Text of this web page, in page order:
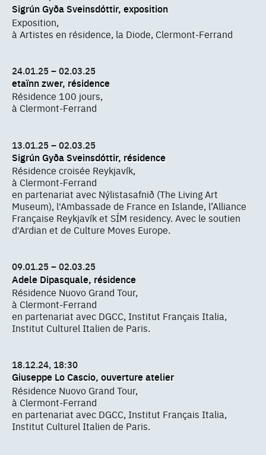
Sigrún Gyða Sveinsdóttir, exposition
Exposition,
à Artistes en résidence, la Diode, Clermont-Ferrand
24.01.25 – 02.03.25
etaïnn zwer, résidence
Résidence 100 jours,
à Clermont-Ferrand
13.01.25 – 02.03.25
Sigrún Gyða Sveinsdóttir, résidence
Résidence croisée Reykjavík,
à Clermont-Ferrand
en partenariat avec Nýlistasafnið (The Living Art
Museum), l'Ambassade de France en Islande, l’Alliance
Française Reykjavík et SÍM residency. Avec le soutien
d'Ardian et de Culture Moves Europe.
09.01.25 – 02.03.25
Adele Dipasquale, résidence
Résidence Nuovo Grand Tour,
à Clermont-Ferrand
en partenariat avec DGCC, Institut Français Italia,
Institut Culturel Italien de Paris.
18.12.24, 18:30
Giuseppe Lo Cascio, ouverture atelier
Résidence Nuovo Grand Tour,
à Clermont-Ferrand
en partenariat avec DGCC, Institut Français Italia,
Institut Culturel Italien de Paris.